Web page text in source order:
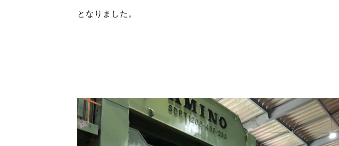
となりました。